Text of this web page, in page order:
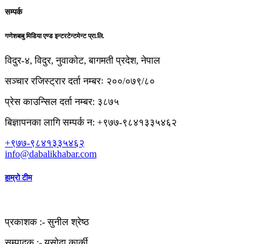
सम्पर्क
गणेशबाबु मिडिया एण्ड इन्टरटेन्टमेन्ट प्रा.लि.
विदुर-४, विदुर, नुवाकोट, बागमती प्रदेश, नेपाल
सञ्चार रजिस्ट्रार दर्ता नम्बरः २००/०७९/८०
प्रेस काउन्सिल दर्ता नम्बर: ३८७५
बिज्ञापनका लागि सम्पर्क न: +९७७-९८४१३३५४६२
+९७७-९८४१३३५४६२
info@dabalikhabar.com
हाम्रो टीम
प्रकाशक :-सुनील श्रेष्ठ